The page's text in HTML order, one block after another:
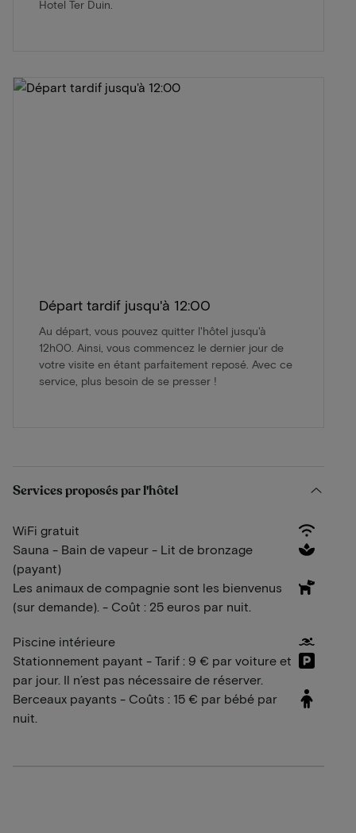
Hotel Ter Duin.
Départ tardif jusqu'à 12:00
Au départ, vous pouvez quitter l'hôtel jusqu'à
12h00. Ainsi, vous commencez le dernier jour de
votre visite en étant parfaitement reposé. Avec ce
service, plus besoin de se presser !
Services proposés par l'hôtel
WiFi gratuit
Sauna - Bain de vapeur - Lit de bronzage
(payant)
Les animaux de compagnie sont les bienvenus
(sur demande). - Coût : 25 euros par nuit.
Piscine intérieure
Stationnement payant - Tarif : 9 € par voiture et
par jour. Il n’est pas nécessaire de réserver.
Berceaux payants - Coûts : 15 € par bébé par
nuit.